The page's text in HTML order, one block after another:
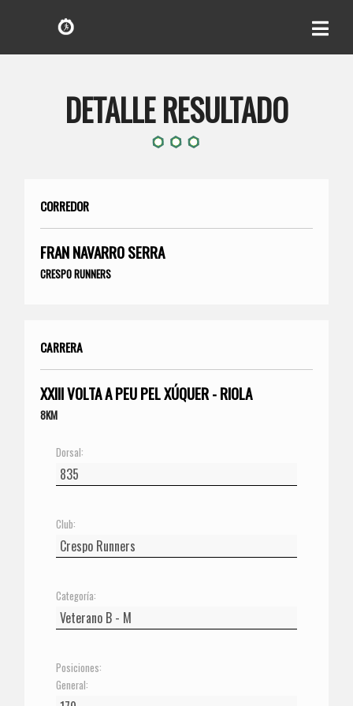
DETALLE RESULTADO
CORREDOR
FRAN NAVARRO SERRA
CRESPO RUNNERS
CARRERA
XXIII VOLTA A PEU PEL XÚQUER - RIOLA
8KM
Dorsal:
Club:
Categoría:
Posiciones:
General: